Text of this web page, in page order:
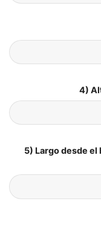
4)
5) Largo desde el